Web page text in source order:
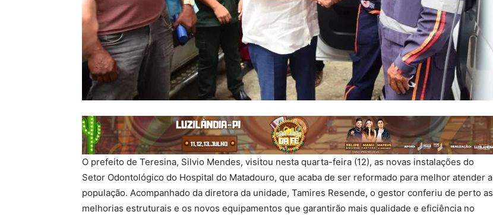
O prefeito de Teresina, Silvio Mendes, visitou nesta quarta-feira (12), as novas instalações do
Setor Odontológico do Hospital do Matadouro, que acaba de ser reformado para melhor atender a
população. Acompanhado da diretora da unidade, Tamires Resende, o gestor conferiu de perto as
melhorias estruturais e os novos equipamentos que garantirão mais qualidade e eficiência no